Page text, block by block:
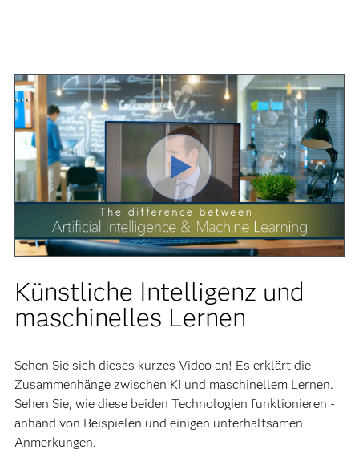
Künstliche Intelligenz und
maschinelles Lernen
Sehen Sie sich dieses kurzes Video an! Es erklärt die
Zusammenhänge zwischen KI und maschinellem Lernen.
Sehen Sie, wie diese beiden Technologien funktionieren -
anhand von Beispielen und einigen unterhaltsamen
Anmerkungen.
Video
abspielen